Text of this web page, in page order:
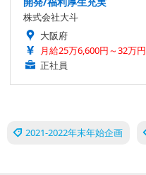
株式会社大斗
大阪府
月給25万6,600円～32万円
正社員
2021-2022年末年始企画